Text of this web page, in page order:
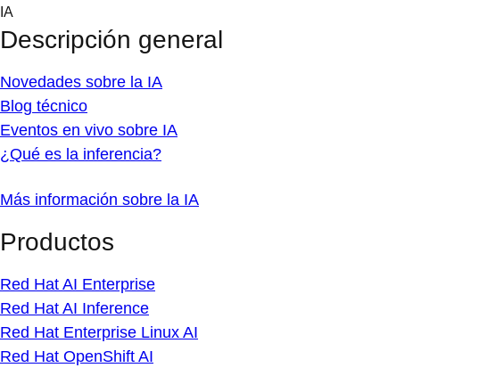
Skip
content
IA
Descripción general
Novedades sobre la IA
Blog técnico
Eventos en vivo sobre IA
¿Qué es la inferencia?
Más información sobre la IA
Productos
Red Hat AI Enterprise
Red Hat AI Inference
Red Hat Enterprise Linux AI
Red Hat OpenShift AI